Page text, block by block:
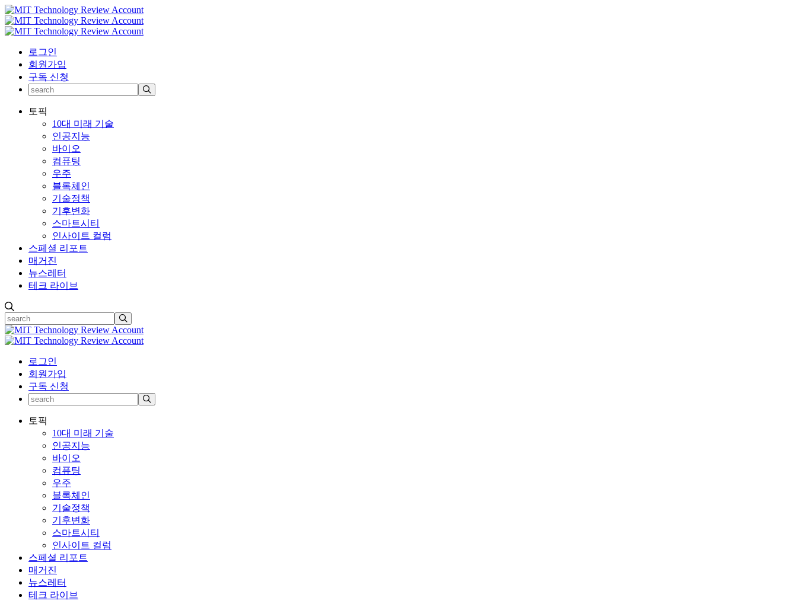
로그인
회원가입
구독 신청
토픽
10대 미래 기술
인공지능
바이오
컴퓨팅
우주
블록체인
기술정책
기후변화
스마트시티
인사이트 컬럼
스페셜 리포트
매거진
뉴스레터
테크 라이브
로그인
회원가입
구독 신청
토픽
10대 미래 기술
인공지능
바이오
컴퓨팅
우주
블록체인
기술정책
기후변화
스마트시티
인사이트 컬럼
스페셜 리포트
매거진
뉴스레터
테크 라이브